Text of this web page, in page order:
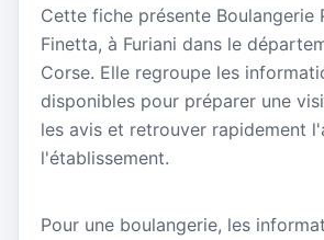
Cette fiche présente Boulangerie
Finetta, à Furiani dans le
Corse. Elle regroupe les
disponibles pour préparer une
les avis et retrouver rapidement
l'établissement.
Pour une boulangerie, les